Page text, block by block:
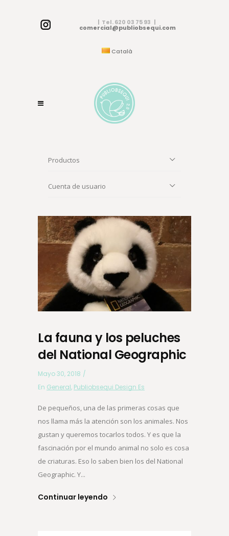
| Tel. 620 03 75 93 |
comercial@publiobsequi.com
Català
Productos
Cuenta de usuario
La fauna y los peluches
del National Geographic
Mayo 30, 2018
En General, Publiobsequi Design Es
De pequeños, una de las primeras cosas que
nos llama más la atención son los animales. Nos
gustan y queremos tocarlos todos. Y es que la
fascinación por el mundo animal no solo es cosa
de criaturas. Eso lo saben bien los del National
Geographic. Y...
Continuar leyendo